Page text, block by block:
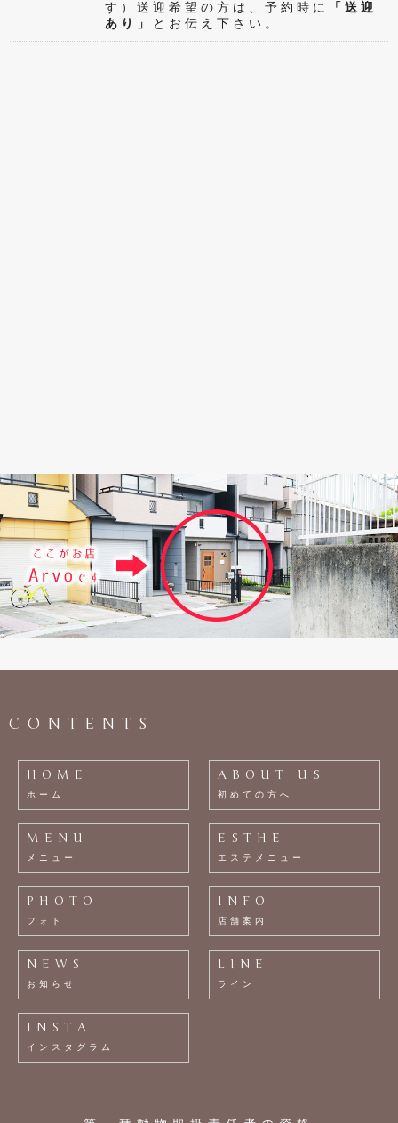
す）送迎希望の方は、予約時に
「送迎
あり」
とお伝え下さい。
CONTENTS
HOME
ホーム
ABOUT US
初めての方へ
MENU
メニュー
ESTHE
エステメニュー
PHOTO
フォト
INFO
店舗案内
NEWS
お知らせ
LINE
ライン
INSTA
インスタグラム